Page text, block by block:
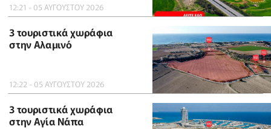
12:21 - 05 ΑΥΓΟΥΣΤΟΥ 2026
3 τουριστικά χωράφια
στην Αλαμινό
12:22 - 05 ΑΥΓΟΥΣΤΟΥ 2026
3 τουριστικά χωράφια
στην Αγία Νάπα